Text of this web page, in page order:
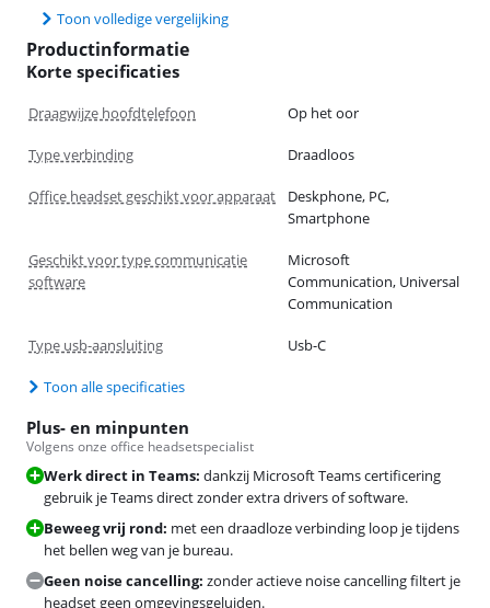
Toon volledige vergelijking
Productinformatie
Korte specificaties
Draagwijze hoofdtelefoon Op het oor
Type verbinding Draadloos
Office headset geschikt voor apparaat
Deskphone, PC,
Smartphone
Geschikt voor type communicatie
software
Microsoft
Communication, Universal
Communication
Type usb-aansluiting Usb-C
Toon alle specificaties
Plus- en minpunten
Volgens onze office headsetspecialist
Werk direct in Teams: dankzij Microsoft Teams certificering
gebruik je Teams direct zonder extra drivers of software.
Beweeg vrij rond: met een draadloze verbinding loop je tijdens
het bellen weg van je bureau.
Geen noise cancelling: zonder actieve noise cancelling filtert je
headset geen omgevingsgeluiden.